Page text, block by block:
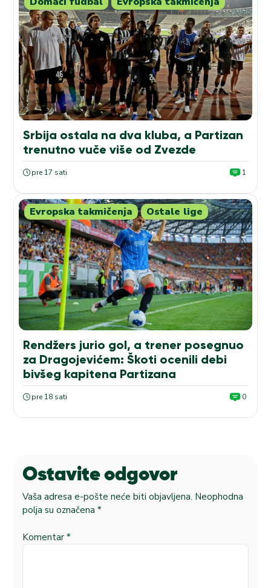
Srbija ostala na dva kluba, a Partizan
trenutno vuče više od Zvezde
pre 17 sati 1
Evropska takmičenja Ostale lige
Rendžers jurio gol, a trener posegnuo
za Dragojevićem: Škoti ocenili debi
bivšeg kapitena Partizana
pre 18 sati 0
Ostavite odgovor
Vaša adresa e-pošte neće biti objavljena. Neophodna
polja su označena *
Komentar *